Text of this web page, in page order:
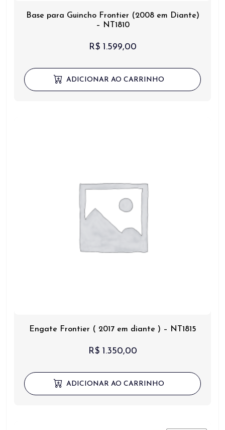
Base para Guincho Frontier (2008 em Diante)
– NT1810
R$1.599,00
ADICIONAR AO CARRINHO
Engate Frontier ( 2017 em diante ) – NT1815
R$1.350,00
ADICIONAR AO CARRINHO